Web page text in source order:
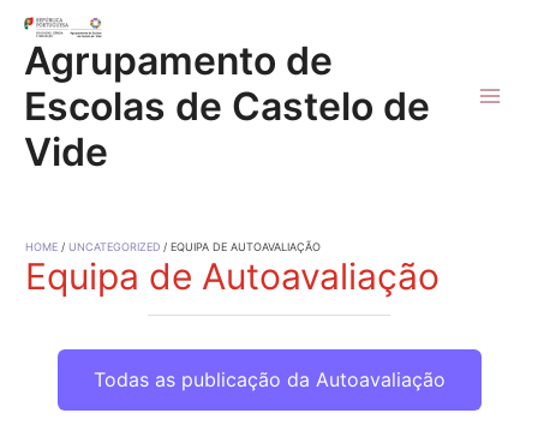
content
Agrupamento de
Escolas de Castelo de
Vide
HOME UNCATEGORIZED EQUIPA DE AUTOAVALIAÇÃO
Equipa de Autoavaliação
Todas as publicação da Autoavaliação